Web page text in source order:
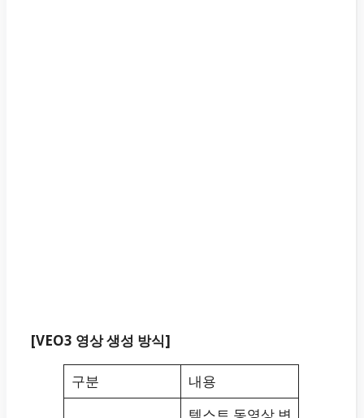
[VEO3 영상 생성 방식]
구분 내용